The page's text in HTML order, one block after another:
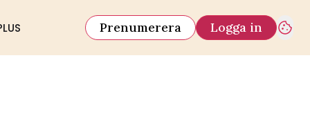
Prenumerera Logga in